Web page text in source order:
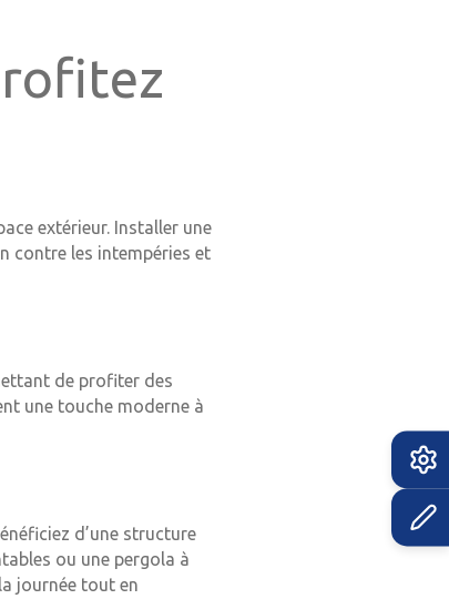
extérieur. Installer une
contre les intempéries et
de profiter des
une touche moderne à
d’une structure
ou une pergola à
journée tout en